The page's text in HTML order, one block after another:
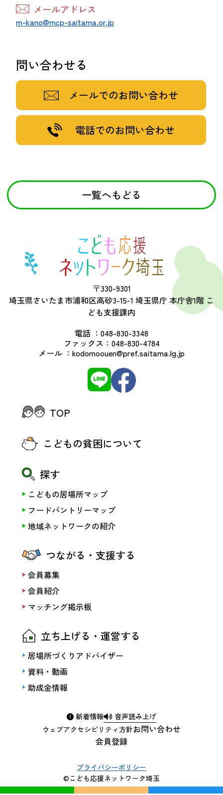
メールアドレス
m-kano@mcp-saitama.or.jp
問い合わせる
メールでのお問い合わせ
電話でのお問い合わせ
一覧へもどる
〒330-9301
埼玉県さいたま市浦和区高砂3-15-1 埼玉県庁 本庁舎1階 こ
ども支援課内
電話 ： 048-830-3348
ファックス： 048-830-4784
メール ： kodomoouen@pref.saitama.lg.jp
新着情報 音声読み上げ
会員登録
お問い合わせ
ウェブアクセシビリティ方針
TOP
こどもの貧困について
探す
こどもの居場所マップ
フードパントリーマップ
地域ネットワークの紹介
つながる・支援する
会員募集
会員紹介
マッチング掲示板
立ち上げる・運営する
居場所づくりアドバイザー
資料・動画
助成金情報
プライバシーポリシー
©こども応援ネットワーク埼玉